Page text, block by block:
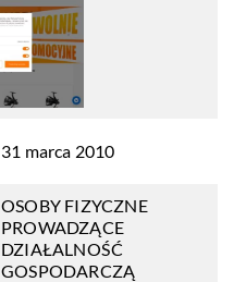
31 marca 2010
OSOBY FIZYCZNE
PROWADZĄCE
DZIAŁALNOŚĆ
GOSPODARCZĄ